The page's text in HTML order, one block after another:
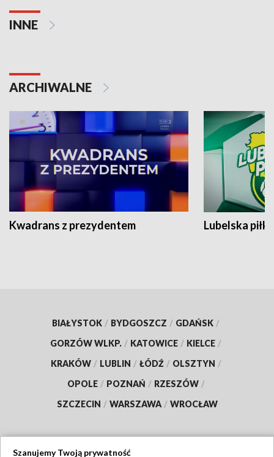
INNE
ARCHIWALNE
Kwadrans z prezydentem Lubelska piłka
BIAŁYSTOK / BYDGOSZCZ / GDAŃSK /
GORZÓW WLKP. / KATOWICE / KIELCE /
KRAKÓW / LUBLIN / ŁÓDŹ / OLSZTYN /
OPOLE / POZNAŃ / RZESZÓW /
SZCZECIN / WARSZAWA / WROCŁAW
Szanujemy Twoją prywatność